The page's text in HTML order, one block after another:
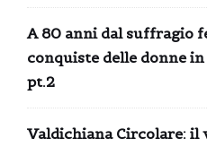
A 80 anni dal suffragio
conquiste delle donne
pt.2
Valdichiana Circolare: il